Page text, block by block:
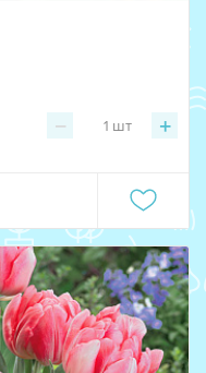
− +
1 шт